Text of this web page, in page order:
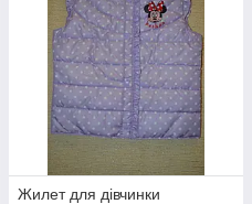
Жилет для дівчинки